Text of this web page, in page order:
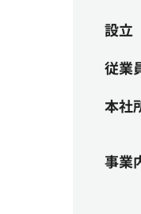
設立
従業
本社
事業